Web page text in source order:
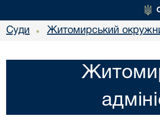
Суди • Житомирський